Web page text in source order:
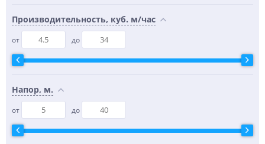
Производительность, куб. м/час
от до
Напор, м.
от до